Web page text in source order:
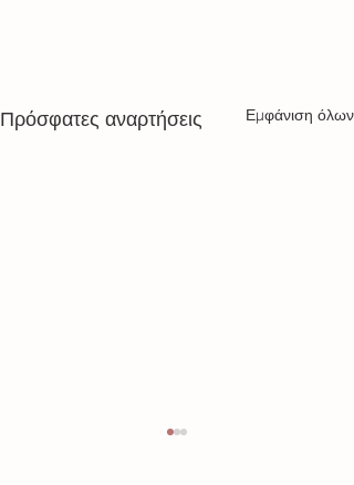
Πρόσφατες αναρτήσεις Εμφάνιση όλων